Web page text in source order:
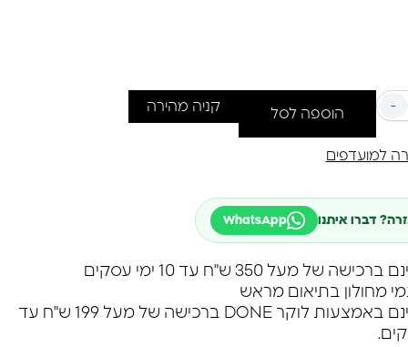
-
הוספה לסל קניה מהירה
למועדפים
דברו איתנו WhatsApp
של מעל 350 ש"ח עד 10 ימי עסקים
מחולון בתיאום מראש
משלוח חינם באמצעות לוקר DONE ברכישה של מעל 199 ש"ח עד